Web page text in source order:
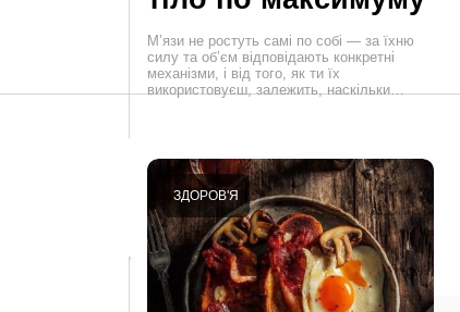
М’язи не ростуть самі по собі — за їхню
силу та об’єм відповідають конкретні
механізми, і від того, як ти їх
використовуєш, залежить, наскільки…
ЗДОРОВ'Я